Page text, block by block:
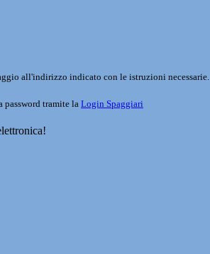
all'indirizzo indicato con le istruzioni necessarie.
password tramite la Login Spaggiari